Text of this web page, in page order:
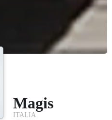
Magis
ITALIA